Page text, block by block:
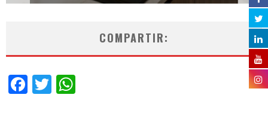
COMPARTIR:
Facebook
Twitter